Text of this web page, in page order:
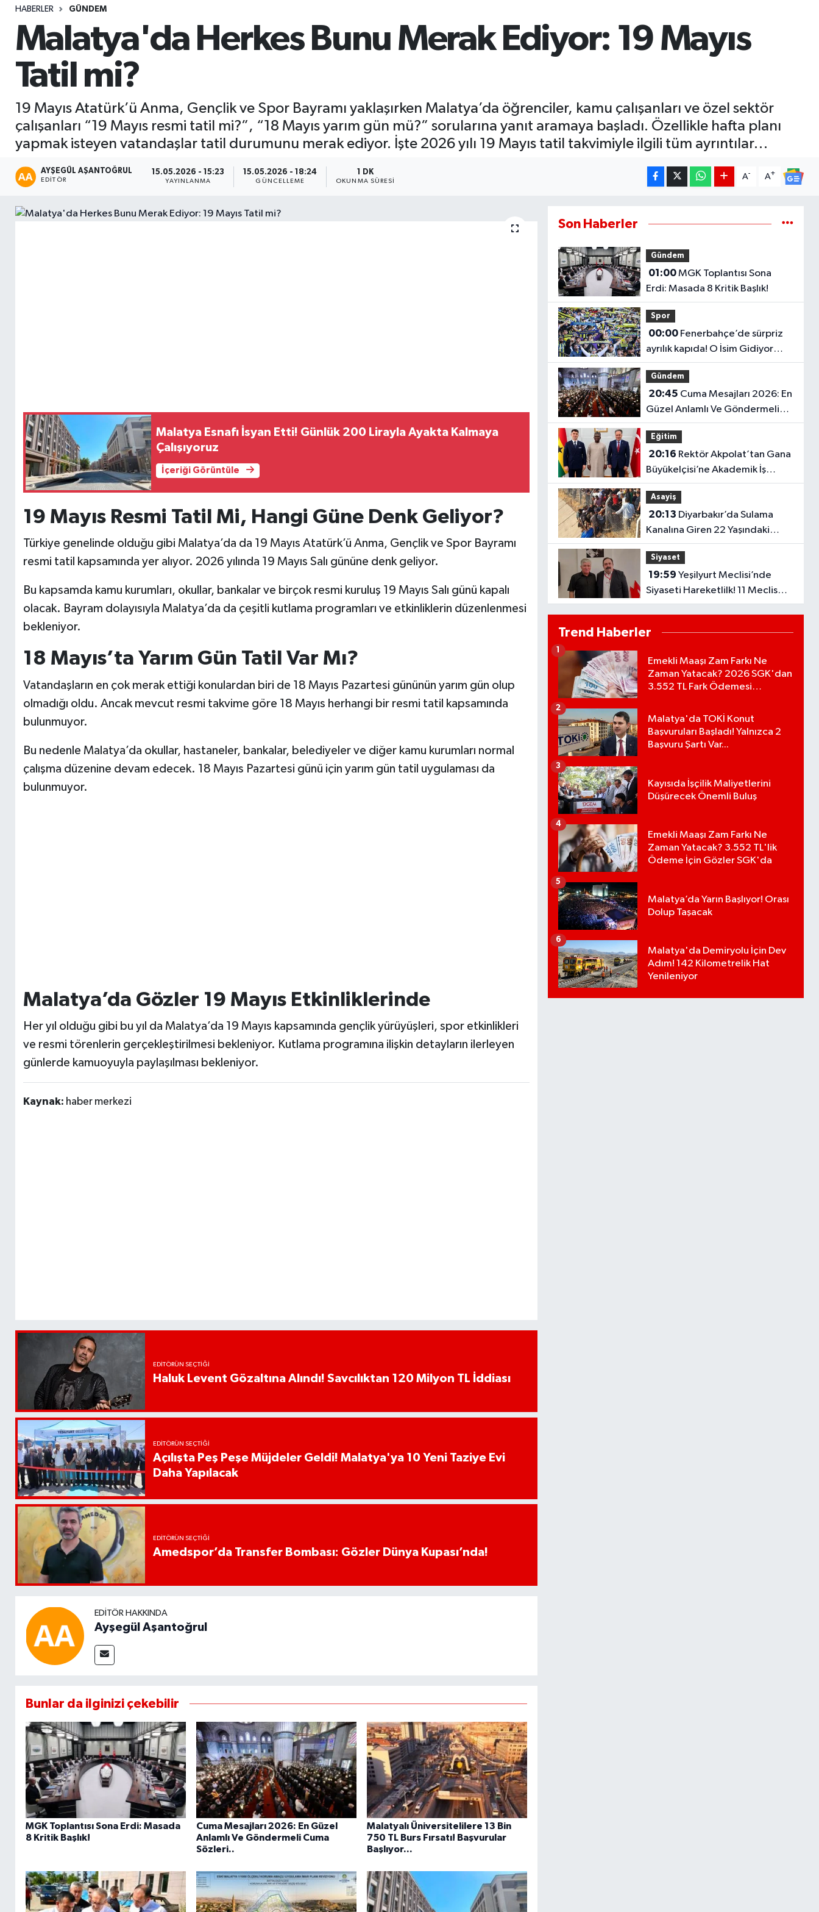
HABERLER GÜNDEM
Malatya'da Herkes Bunu Merak Ediyor: 19 Mayıs
Tatil mi?
19 Mayıs Atatürk’ü Anma, Gençlik ve Spor Bayramı yaklaşırken Malatya’da öğrenciler, kamu çalışanları ve özel sektör
çalışanları “19 Mayıs resmi tatil mi?”, “18 Mayıs yarım gün mü?” sorularına yanıt aramaya başladı. Özellikle hafta planı
yapmak isteyen vatandaşlar tatil durumunu merak ediyor. İşte 2026 yılı 19 Mayıs tatil takvimiyle ilgili tüm ayrıntılar…
AYŞEGÜL AŞANTOĞRUL
EDITÖR
15.05.2026 - 15:23
YAYINLANMA
15.05.2026 - 18:24
GÜNCELLEME
1 DK
OKUNMA SÜRESI
A- A+
Malatya Esnafı İsyan Etti! Günlük 200 Lirayla Ayakta Kalmaya
Çalışıyoruz
İçeriği Görüntüle
19 Mayıs Resmi Tatil Mi, Hangi Güne Denk Geliyor?
Türkiye genelinde olduğu gibi Malatya’da da 19 Mayıs Atatürk’ü Anma, Gençlik ve Spor Bayramı
resmi tatil kapsamında yer alıyor. 2026 yılında 19 Mayıs Salı gününe denk geliyor.
Bu kapsamda kamu kurumları, okullar, bankalar ve birçok resmi kuruluş 19 Mayıs Salı günü kapalı
olacak. Bayram dolayısıyla Malatya’da da çeşitli kutlama programları ve etkinliklerin düzenlenmesi
bekleniyor.
18 Mayıs’ta Yarım Gün Tatil Var Mı?
Vatandaşların en çok merak ettiği konulardan biri de 18 Mayıs Pazartesi gününün yarım gün olup
olmadığı oldu. Ancak mevcut resmi takvime göre 18 Mayıs herhangi bir resmi tatil kapsamında
bulunmuyor.
Bu nedenle Malatya’da okullar, hastaneler, bankalar, belediyeler ve diğer kamu kurumları normal
çalışma düzenine devam edecek. 18 Mayıs Pazartesi günü için yarım gün tatil uygulaması da
bulunmuyor.
Malatya’da Gözler 19 Mayıs Etkinliklerinde
Her yıl olduğu gibi bu yıl da Malatya’da 19 Mayıs kapsamında gençlik yürüyüşleri, spor etkinlikleri
ve resmi törenlerin gerçekleştirilmesi bekleniyor. Kutlama programına ilişkin detayların ilerleyen
günlerde kamuoyuyla paylaşılması bekleniyor.
Kaynak: haber merkezi
EDITÖRÜN SEÇTIĞI
Haluk Levent Gözaltına Alındı! Savcılıktan 120 Milyon TL İddiası
EDITÖRÜN SEÇTIĞI
Açılışta Peş Peşe Müjdeler Geldi! Malatya'ya 10 Yeni Taziye Evi
Daha Yapılacak
EDITÖRÜN SEÇTIĞI
Amedspor’da Transfer Bombası: Gözler Dünya Kupası’nda!
EDITÖR HAKKINDA
Ayşegül Aşantoğrul
Bunlar da ilginizi çekebilir
MGK Toplantısı Sona Erdi: Masada
8 Kritik Başlık!
Cuma Mesajları 2026: En Güzel
Anlamlı Ve Göndermeli Cuma
Sözleri..
Malatyalı Üniversitelilere 13 Bin
750 TL Burs Fırsatı! Başvurular
Başlıyor...
Son Haberler
Gündem
01:00MGK Toplantısı Sona
Erdi: Masada 8 Kritik Başlık!
Spor
00:00Fenerbahçe’de sürpriz
ayrılık kapıda! O İsim Gidiyor
mu?
Gündem
20:45
Güzel Anlamlı Ve Göndermeli
Cuma Sözleri..
Eğitim
20:16
Büyükelçisi’ne Akademik İş
Birliği Ziyareti!
Asayiş
20:13
Kanalına Giren 22 Yaşındaki
Genç Hayatını Kaybetti!
Siyaset
19:59
Siyaseti Hareketlilk! 11 Meclis
Üyesi Yeni Parti’ye Katıldı..
Trend Haberler
Emekli Maaşı Zam Farkı Ne
Zaman Yatacak? 2026 SGK'dan
3.552 TL Fark Ödemesi
1
Malatya'da TOKİ Konut
Başvuruları Başladı! Yalnızca 2
Başvuru Şartı Var...
2
Kayısıda İşçilik Maliyetlerini
Düşürecek Önemli Buluş
3
Emekli Maaşı Zam Farkı Ne
Zaman Yatacak? 3.552 TL'lik
Ödeme İçin Gözler SGK'da
4
Malatya’da Yarın Başlıyor! Orası
Dolup Taşacak
5
Malatya'da Demiryolu İçin Dev
Adım! 142 Kilometrelik Hat
Yenileniyor
6
Seri İlan
Siyaset
Spor
Yaşam